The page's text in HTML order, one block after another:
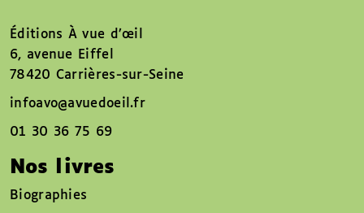
Éditions À vue d’œil
6, avenue Eiffel
78420 Carrières-sur-Seine
infoavo@avuedoeil.fr
01 30 36 75 69
Nos livres
Biographies